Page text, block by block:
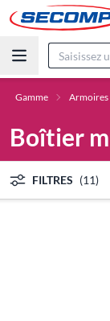
Gamme Armoires
Boîtier
FILTRES (11)